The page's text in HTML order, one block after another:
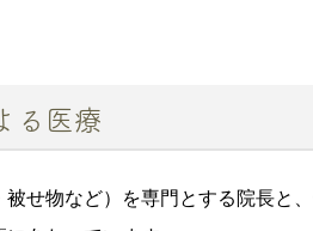
る医療
せ物など）を専門とする院長と